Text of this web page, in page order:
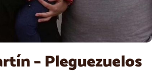
– Pleguezuelos